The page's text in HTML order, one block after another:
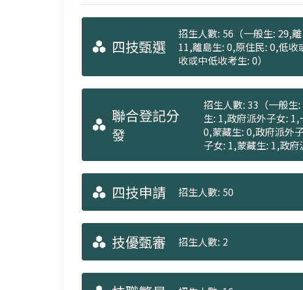
四技甄選
招生人數: 56（一般生: 29,
11,離島生: 0,原住民: 0,低
收或中低收考生: 0）
聯合登記分
發
招生人數: 33（一般生
生: 1,政府派外子女:
0,蒙藏生: 0,政府派外
子女: 1,蒙藏生: 1,政府
四技申請 招生人數: 50
技優甄審 招生人數: 2